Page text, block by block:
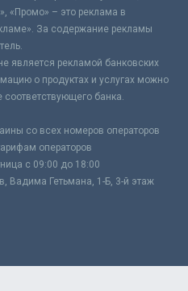
«Промо» – это реклама в
За содержание рекламы
является рекламой банковских
о продуктах и услугах можно
банка.
со всех номеров операторов
операторов
с 09:00 до 18:00
Вадима Гетьмана, 1-Б, 3-й этаж